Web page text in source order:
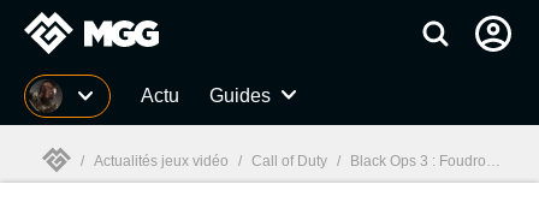
MGG Actu Guides
/ Actualités jeux vidéo / Call of Duty / Black Ops 3 : Foudroiement